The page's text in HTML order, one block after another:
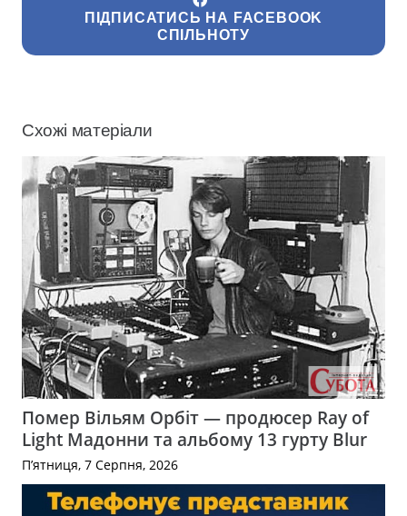
ПІДПИСАТИСЬ НА FACEBOOK
СПІЛЬНОТУ
Схожі матеріали
Помер Вільям Орбіт — продюсер Ray of
Light Мадонни та альбому 13 гурту Blur
П’ятниця, 7 Серпня, 2026